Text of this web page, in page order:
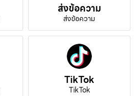
ส่งข้อความ
ส่งข้อความ
TikTok
TikTok